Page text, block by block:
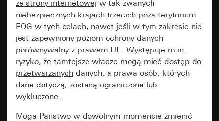
ze strony internetowej w tak zwanych
niebezpiecznych krajach trzecich poza terytorium
EOG w tych celach, nawet jeśli w tym zakresie nie
jest zapewniony poziom ochrony danych
porównywalny z prawem UE. Występuje m.in.
ryzyko, że tamtejsze władze mogą mieć dostęp do
przetwarzanych danych, a prawa osób, których
dane dotyczą, zostaną ograniczone lub
wykluczone.
Mogą Państwo w dowolnym momencie zmienić